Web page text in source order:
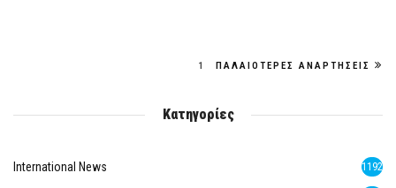
1 ΠΑΛΑΙΌΤΕΡΕΣ ΑΝΑΡΤΉΣΕΙΣ
Κατηγορίες
International News 1192